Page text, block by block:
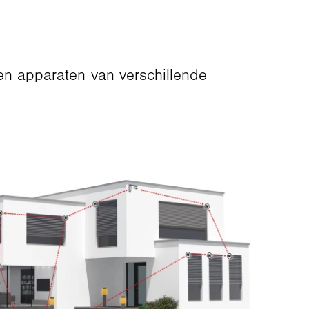
apparaten van verschillende